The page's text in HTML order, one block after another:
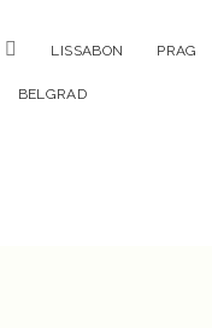
MenüLISSABON PRAG
BELGRAD